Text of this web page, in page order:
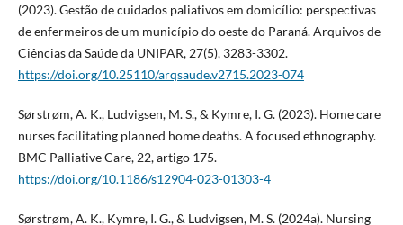
(2023). Gestão de cuidados paliativos em domicílio: perspectivas
de enfermeiros de um município do oeste do Paraná. Arquivos de
Ciências da Saúde da UNIPAR, 27(5), 3283-3302.
https://doi.org/10.25110/arqsaude.v2715.2023-074
Sørstrøm, A. K., Ludvigsen, M. S., & Kymre, I. G. (2023). Home care
nurses facilitating planned home deaths. A focused ethnography.
BMC Palliative Care, 22, artigo 175.
https://doi.org/10.1186/s12904-023-01303-4
Sørstrøm, A. K., Kymre, I. G., & Ludvigsen, M. S. (2024a). Nursing